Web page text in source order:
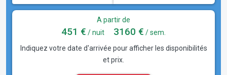
A partir de
451 € / nuit 3160 € / sem.
Indiquez votre date d'arrivée pour afficher les disponibilités
et prix.